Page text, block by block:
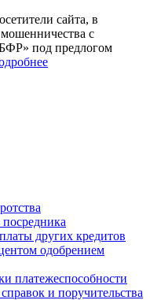
сайта, в
с
под предлогом
посредника
других кредитов
одобрением
платежеспособности
и поручительства